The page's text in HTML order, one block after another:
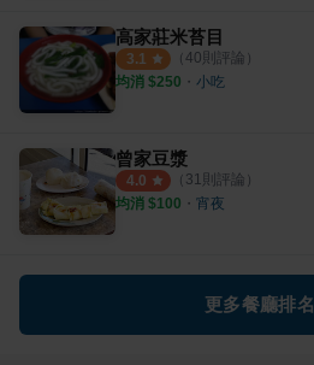
高家莊米苔目
3.1 （ 40則評論）
均消 $250 ・ 小吃
曾家豆漿
4.0 （ 31則評論）
均消 $100 ・ 宵夜
更多餐廳排名